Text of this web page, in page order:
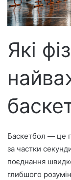
Які
Баскетбол — це
за частки
поєднання
глибшого